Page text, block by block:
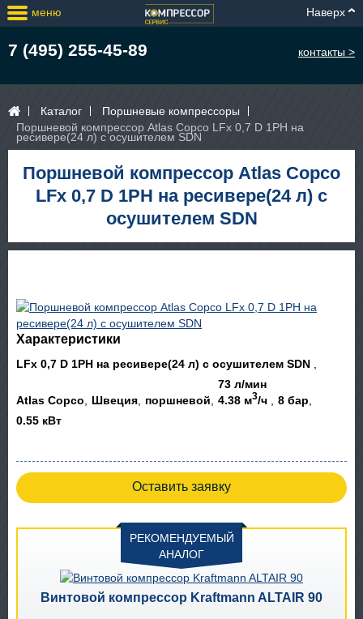
меню Наверх
7 (495) 255-45-89 контакты >
Каталог
Поршневые компрессоры
Поршневой компрессор Atlas Copco LFx 0,7 D 1PH на
ресивере(24 л) с осушителем SDN
Поршневой компрессор Atlas Copco
LFx 0,7 D 1PH на ресивере(24 л) с
осушителем SDN
Характеристики
LFx 0,7 D 1PH на ресивере(24 л) с осушителем SDN
Atlas Copco Швеция поршневой
73 л/мин
4.38 м3/ч
8 бар
0.55 кВт
Оставить заявку
РЕКОМЕНДУЕМЫЙ
АНАЛОГ
Винтовой компрессор Kraftmann ALTAIR 90